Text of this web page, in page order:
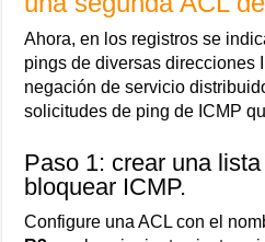
Ahora, en los registros se
pings de diversas direcciones
negación de servicio
solicitudes de ping de ICMP
Paso 1: crear una
bloquear ICMP.
Configure una ACL con el